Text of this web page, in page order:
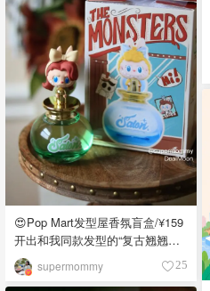
😍Pop Mart发型屋香氛盲盒/¥159
开出和我同款发型的“复古翘翘头”
😍
supermommy 25